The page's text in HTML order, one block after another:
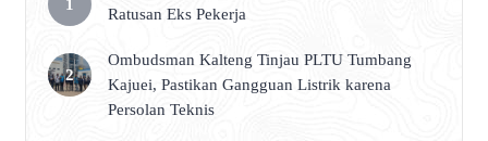
Ratusan Eks Pekerja
Ombudsman Kalteng Tinjau PLTU Tumbang
Kajuei, Pastikan Gangguan Listrik karena
Persolan Teknis